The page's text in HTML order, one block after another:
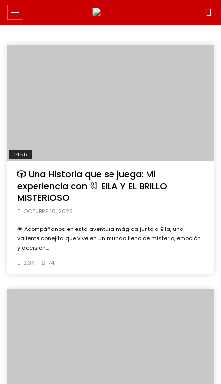
14:55
🎲 Una Historia que se juega: Mi
experiencia con 🐰 EILA Y EL BRILLO
MISTERIOSO
OCTUBRE 10, 2025
🌟 Acompáñanos en esta aventura mágica junto a Eila, una
valiente conejita que vive en un mundo lleno de misterio, emoción
y decision...
2.3K
74